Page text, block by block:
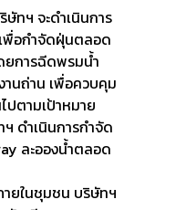
ทฯ จะดําเนินการ
พื่อกำจัดฝุ่นตลอด
ดยการฉีดพรมนํ้า
านถ่าน เพื่อควบคุม
ปตามเป้าหมาย
ดำเนินการกำจัด
ละอองน้ำตลอด
ยในชุมชน บริษัทฯ